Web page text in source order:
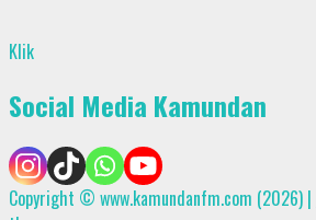
Klik
Social Media Kamundan
Copyright © www.kamundanfm.com (2026) |